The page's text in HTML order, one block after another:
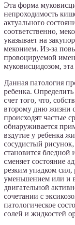
Эта форма
непроходимость
актуального
соответственно,
указывает на
меконием. Из-за
провоцируемой
муковисцидозом,
Данная патология
ребенка.
счет того, что,
второму дню жизни
происходят частые
обнаруживается
вздутие у ребенка
сосудистый
становится бледной
сменяет состояние
резким упадком
уменьшением или и
двигательной
сочетании с
патологическое
солей и жидкостей